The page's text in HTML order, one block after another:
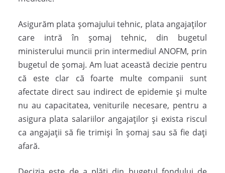
Asigurăm plata șomajului tehnic, plata angajaților
care intră în șomaj tehnic, din bugetul
ministerului muncii prin intermediul ANOFM, prin
bugetul de șomaj. Am luat această decizie pentru
că este clar că foarte multe companii sunt
afectate direct sau indirect de epidemie și multe
nu au capacitatea, veniturile necesare, pentru a
asigura plata salariilor angajaților și exista riscul
ca angajații să fie trimiși în șomaj sau să fie dați
afară.